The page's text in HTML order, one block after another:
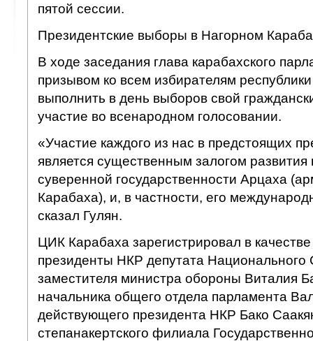
пятой сессии.
Президентские выборы в Нагорном
В ходе заседания глава карабахского
призывом ко всем избирателям
выполнить в день выборов свой
участие во всенародном голосовании.
«Участие каждого из нас в предстоящих
является существенным залогом
суверенной государственности Арцаха
Карабаха), и, в частности, его
сказал Гулян.
ЦИК Карабаха зарегистрировал в
президенты НКР депутата Национального
заместителя министра обороны Виталия
начальника общего отдела парламента
действующего президента НКР Бако
степанакертского филиала